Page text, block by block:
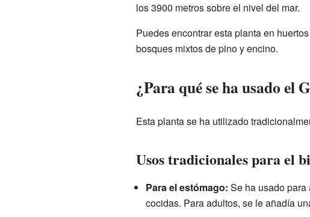
los 3900 metros sobre el nivel del mar.
Puedes encontrar esta planta en
bosques mixtos de pino y encino.
¿Para qué se ha usado el
Esta planta se ha utilizado
Usos tradicionales para el
Para el estómago: Se ha usado
cocidas. Para adultos, se le añadía